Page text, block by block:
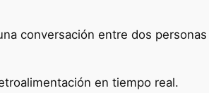
conversación entre dos personas
en tiempo real.